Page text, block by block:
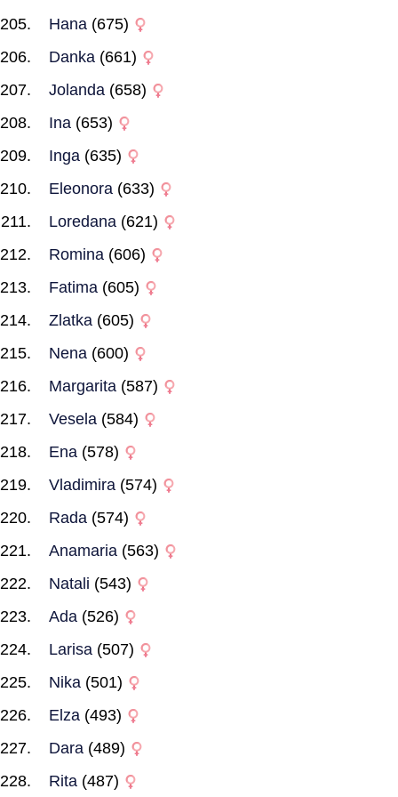
Hana (675)
Danka (661)
Jolanda (658)
Ina (653)
Inga (635)
Eleonora (633)
Loredana (621)
Romina (606)
Fatima (605)
Zlatka (605)
Nena (600)
Margarita (587)
Vesela (584)
Ena (578)
Vladimira (574)
Rada (574)
Anamaria (563)
Natali (543)
Ada (526)
Larisa (507)
Nika (501)
Elza (493)
Dara (489)
Rita (487)